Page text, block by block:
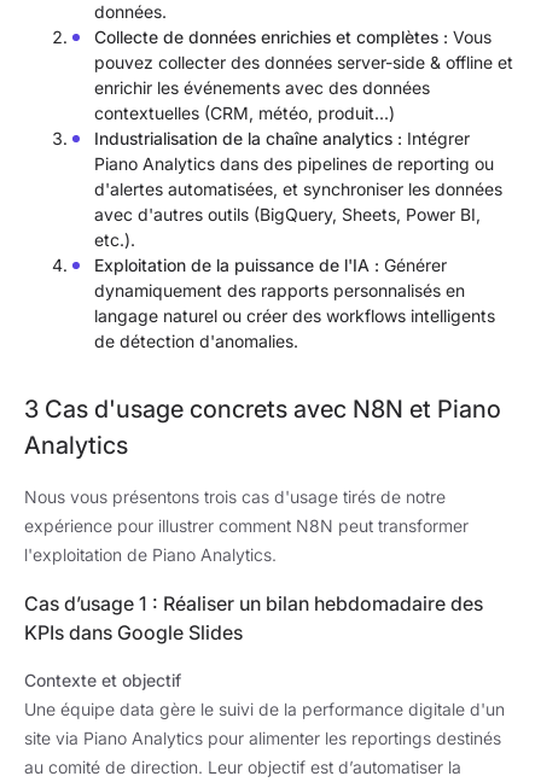
données.
Collecte de données enrichies et complètes : Vous
pouvez collecter des données server-side & offline et
enrichir les événements avec des données
contextuelles (CRM, météo, produit...)
Industrialisation de la chaîne analytics : Intégrer
Piano Analytics dans des pipelines de reporting ou
d'alertes automatisées, et synchroniser les données
avec d'autres outils (BigQuery, Sheets, Power BI,
etc.).
Exploitation de la puissance de l'IA : Générer
dynamiquement des rapports personnalisés en
langage naturel ou créer des workflows intelligents
de détection d'anomalies.
3 Cas d'usage concrets avec N8N et Piano
Analytics
Nous vous présentons trois cas d'usage tirés de notre
expérience pour illustrer comment N8N peut transformer
l'exploitation de Piano Analytics.
Cas d’usage 1 : Réaliser un bilan hebdomadaire des
KPIs dans Google Slides
Contexte et objectif
Une équipe data gère le suivi de la performance digitale d'un
site via Piano Analytics pour alimenter les reportings destinés
au comité de direction. Leur objectif est d’automatiser la